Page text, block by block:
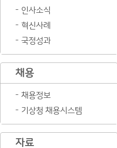
인사소식
혁신사례
국정성과
채용
채용정보
기상청 채용시스템
자료